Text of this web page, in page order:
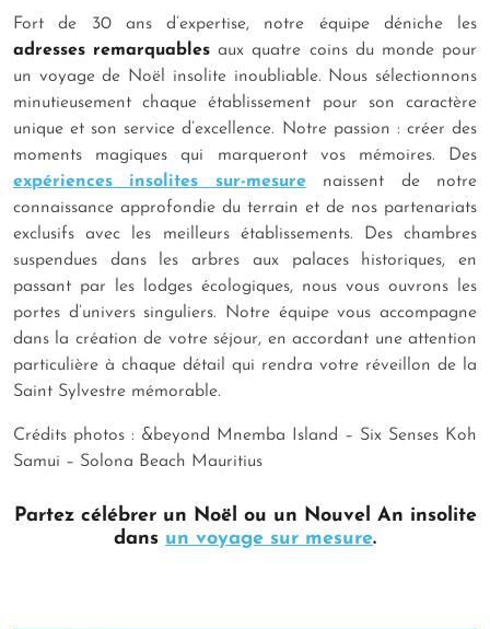
Fort de 30 ans d’expertise, notre équipe déniche les
adresses remarquables aux quatre coins du monde pour
un voyage de Noël insolite inoubliable. Nous sélectionnons
minutieusement chaque établissement pour son caractère
unique et son service d’excellence. Notre passion : créer des
moments magiques qui marqueront vos mémoires. Des
expériences insolites sur-mesurenaissent de notre
connaissance approfondie du terrain et de nos partenariats
exclusifs avec les meilleurs établissements. Des chambres
suspendues dans les arbres aux palaces historiques, en
passant par les lodges écologiques, nous vous ouvrons les
portes d’univers singuliers. Notre équipe vous accompagne
dans la création de votre séjour, en accordant une attention
particulière à chaque détail qui rendra votre réveillon de la
Saint Sylvestre mémorable.
Crédits photos : &beyond Mnemba Island – Six Senses Koh
Samui – Solona Beach Mauritius
Partez célébrer un Noël ou un Nouvel An insolite
dans un voyage sur mesure.